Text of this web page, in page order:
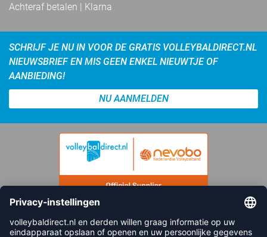
Achteraf betalen | Klarna
SCHRIJF JE NU IN VOOR DE GRATIS VOLLEYBALDIRECT.NL
NIEUWSBRIEF EN MIS GEEN ENKEL NIEUWTJE OF
AANBIEDING!
NU AANMELDEN